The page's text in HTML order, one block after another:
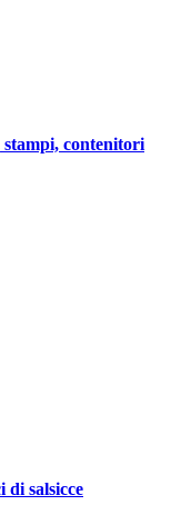
stampi, contenitori
di salsicce